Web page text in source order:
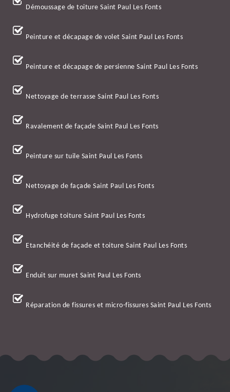
Démoussage de toiture Saint Paul Les Fonts
Peinture et décapage de volet Saint Paul Les Fonts
Peinture et décapage de persienne Saint Paul Les Fonts
Nettoyage de terrasse Saint Paul Les Fonts
Ravalement de façade Saint Paul Les Fonts
Peinture sur tuile Saint Paul Les Fonts
Nettoyage de façade Saint Paul Les Fonts
Hydrofuge toiture Saint Paul Les Fonts
Etanchéité de façade et toiture Saint Paul Les Fonts
Enduit sur muret Saint Paul Les Fonts
Réparation de fissures et micro-fissures Saint Paul Les Fonts